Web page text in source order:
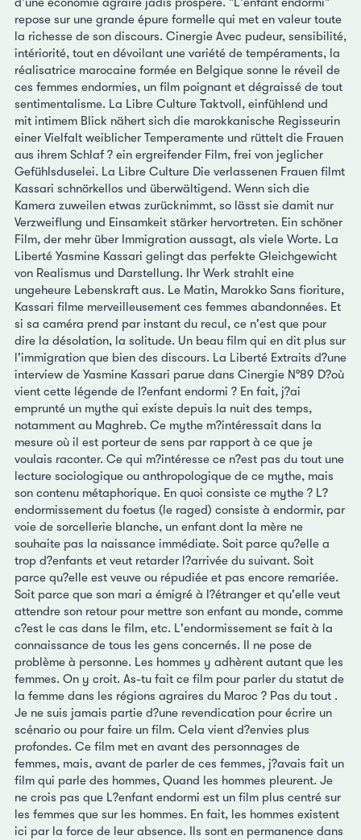
repose sur une grande épure formelle qui met en valeur toute
la richesse de son discours. Cinergie Avec pudeur, sensibilité,
intériorité, tout en dévoilant une variété de tempéraments, la
réalisatrice marocaine formée en Belgique sonne le réveil de
ces femmes endormies, un film poignant et dégraissé de tout
sentimentalisme. La Libre Culture Taktvoll, einfühlend und
mit intimem Blick nähert sich die marokkanische Regisseurin
einer Vielfalt weiblicher Temperamente und rüttelt die Frauen
aus ihrem Schlaf ? ein ergreifender Film, frei von jeglicher
Gefühlsduselei. La Libre Culture Die verlassenen Frauen filmt
Kassari schnörkellos und überwältigend. Wenn sich die
Kamera zuweilen etwas zurücknimmt, so lässt sie damit nur
Verzweiflung und Einsamkeit stärker hervortreten. Ein schöner
Film, der mehr über Immigration aussagt, als viele Worte. La
Liberté Yasmine Kassari gelingt das perfekte Gleichgewicht
von Realismus und Darstellung. Ihr Werk strahlt eine
ungeheure Lebenskraft aus. Le Matin, Marokko Sans fioriture,
Kassari filme merveilleusement ces femmes abandonnées. Et
si sa caméra prend par instant du recul, ce n'est que pour
dire la désolation, la solitude. Un beau film qui en dit plus sur
l'immigration que bien des discours. La Liberté Extraits d?une
interview de Yasmine Kassari parue dans Cinergie N°89 D?où
vient cette légende de l?enfant endormi ? En fait, j?ai
emprunté un mythe qui existe depuis la nuit des temps,
notamment au Maghreb. Ce mythe m?intéressait dans la
mesure où il est porteur de sens par rapport à ce que je
voulais raconter. Ce qui m?intéresse ce n?est pas du tout une
lecture sociologique ou anthropologique de ce mythe, mais
son contenu métaphorique. En quoi consiste ce mythe ? L?
endormissement du foetus (le raged) consiste à endormir, par
voie de sorcellerie blanche, un enfant dont la mère ne
souhaite pas la naissance immédiate. Soit parce qu?elle a
trop d?enfants et veut retarder l?arrivée du suivant. Soit
parce qu?elle est veuve ou répudiée et pas encore remariée.
Soit parce que son mari a émigré à l?étranger et qu'elle veut
attendre son retour pour mettre son enfant au monde, comme
c?est le cas dans le film, etc. L'endormissement se fait à la
connaissance de tous les gens concernés. Il ne pose de
problème à personne. Les hommes y adhèrent autant que les
femmes. On y croit. As-tu fait ce film pour parler du statut de
la femme dans les régions agraires du Maroc ? Pas du tout .
Je ne suis jamais partie d?une revendication pour écrire un
scénario ou pour faire un film. Cela vient d?envies plus
profondes. Ce film met en avant des personnages de
femmes, mais, avant de parler de ces femmes, j?avais fait un
film qui parle des hommes, Quand les hommes pleurent. Je
ne crois pas que L?enfant endormi est un film plus centré sur
les femmes que sur les hommes. En fait, les hommes existent
ici par la force de leur absence. Ils sont en permanence dans